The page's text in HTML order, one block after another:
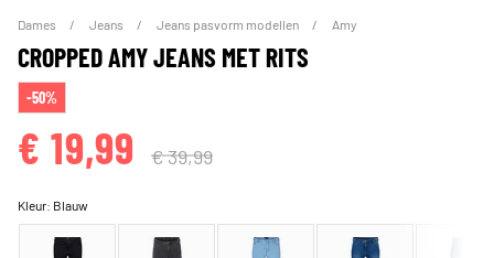
Dames Jeans Jeans pasvorm modellen Amy
CROPPED AMY JEANS MET RITS
-50%
€ 19,99 € 39,99
Kleur: Blauw